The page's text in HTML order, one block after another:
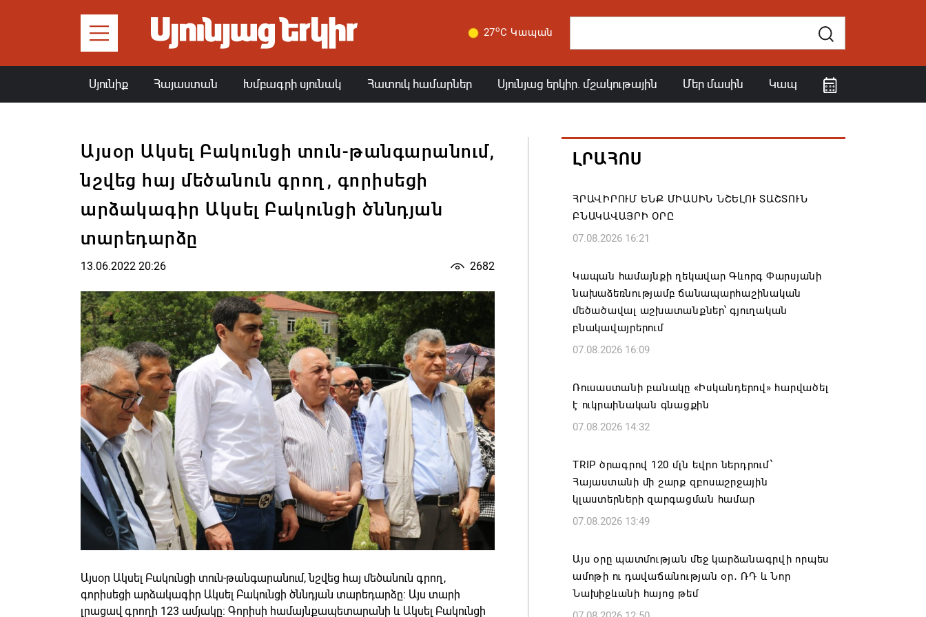
27oC Կապան
Սյունիք Հայաստան Խմբագրի սյունակ Հատուկ համարներ Սյունյաց երկիր. մշակութային Մեր մասին Կապ
Այսօր Ակսել Բակունցի տուն-թանգարանում,
նշվեց հայ մեծանուն գրող, գորիսեցի
արձակագիր Ակսել Բակունցի ծննդյան
տարեդարձը
13.06.2022 20:26 2682
Այսօր Ակսել Բակունցի տուն-թանգարանում, նշվեց հայ մեծանուն գրող,
գորիսեցի արձակագիր Ակսել Բակունցի ծննդյան տարեդարձը: Այս տարի
լրացավ գրողի 123 ամյակը: Գորիսի համայնքապետարանի և Ակսել Բակունցի
ԼՐԱՀՈՍ
ՀՐԱՎԻՐՈՒՄ ԵՆՔ ՄԻԱՍԻՆ ՆՇԵԼՈՒ ՏԱՇՏՈՒՆ
ԲՆԱԿԱՎԱՅՐԻ ՕՐԸ
07.08.2026 16:21
Կապան համայնքի ղեկավար Գևորգ Փարսյանի
նախաձեռնությամբ ճանապարհաշինական
մեծածավալ աշխատանքներ՝ գյուղական
բնակավայրերում
07.08.2026 16:09
Ռուսաստանի բանակը «Իսկանդերով» հարվածել
է ուկրաինական գնացքին
07.08.2026 14:32
TRIP ծրագրով 120 մլն եվրո ներդրում՝
Հայաստանի մի շարք զբոսաշրջային
կլաստերների զարգացման համար
07.08.2026 13:49
Այս օրը պատմության մեջ կարձանագրվի որպես
ամոթի ու դավաճանության օր․ ՌԴ և Նոր
Նախիջևանի հայոց թեմ